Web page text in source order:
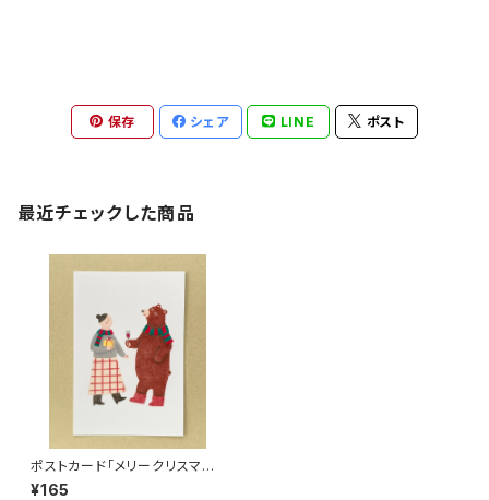
保存 シェア LINE ポスト
最近チェックした商品
ポストカード「メリークリスマ
ス！」
¥165